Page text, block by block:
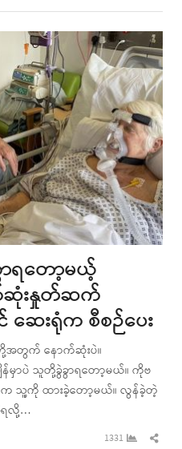
ာရတော့မယ့်
ဆုံးနှုတ်ဆက်
ဆေးရုံက စီစဉ်ပေး
အတွက် နောက်ဆုံးပဲ။
မှာပဲ သူတို့ခွဲခွာရတော့မယ်။ ကိုဗ
က သူ့ကို ထားခဲ့တော့မယ်။ လွန်ခဲ့တဲ့
ရလို့…
1331